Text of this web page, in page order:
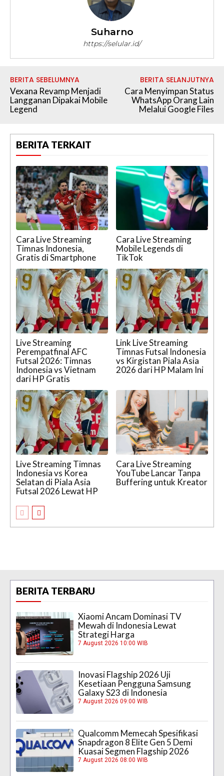
Suharno
https://selular.id/
BERITA SEBELUMNYA
Vexana Revamp Menjadi
Langganan Dipakai Mobile
Legend
BERITA SELANJUTNYA
Cara Menyimpan Status
WhatsApp Orang Lain
Melalui Google Files
BERITA TERKAIT
Cara Live Streaming
Timnas Indonesia,
Gratis di Smartphone
Cara Live Streaming
Mobile Legends di
TikTok
Live Streaming
Perempatfinal AFC
Futsal 2026: Timnas
Indonesia vs Vietnam
dari HP Gratis
Link Live Streaming
Timnas Futsal Indonesia
vs Kirgistan Piala Asia
2026 dari HP Malam Ini
Live Streaming Timnas
Indonesia vs Korea
Selatan di Piala Asia
Futsal 2026 Lewat HP
Cara Live Streaming
YouTube Lancar Tanpa
Buffering untuk Kreator
BERITA TERBARU
Xiaomi Ancam Dominasi TV
Mewah di Indonesia Lewat
Strategi Harga
7 August 2026 10:00 WIB
Inovasi Flagship 2026 Uji
Kesetiaan Pengguna Samsung
Galaxy S23 di Indonesia
7 August 2026 09:00 WIB
Qualcomm Memecah Spesifikasi
Snapdragon 8 Elite Gen 5 Demi
Kuasai Segmen Flagship 2026
7 August 2026 08:00 WIB